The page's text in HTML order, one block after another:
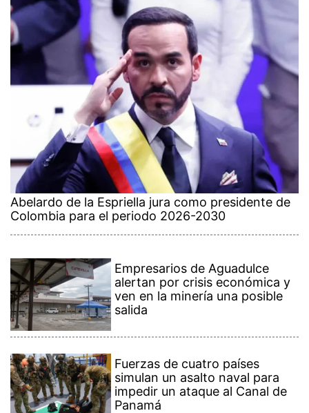
Abelardo de la Espriella jura como presidente de
Colombia para el periodo 2026-2030
Empresarios de Aguadulce
alertan por crisis económica y
ven en la minería una posible
salida
Fuerzas de cuatro países
simulan un asalto naval para
impedir un ataque al Canal de
Panamá